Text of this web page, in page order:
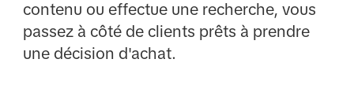
contenu ou effectue une recherche, vous
passez à côté de clients prêts à prendre
une décision d'achat.